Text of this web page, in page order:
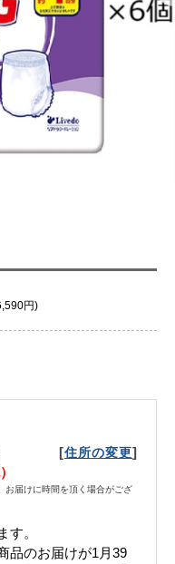
円)
[住所の変更]
お届けに時間を頂く場合がござ
。
品のお届けが1月39